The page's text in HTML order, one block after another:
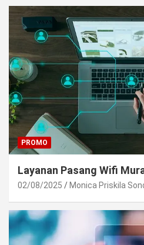
PROMO
Layanan Pasang Wifi
02/08/2025 Monica Priskila